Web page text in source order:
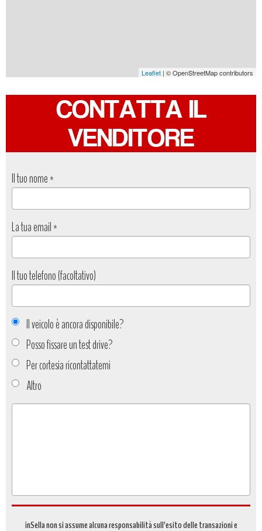
Leaflet | © OpenStreetMap contributors
CONTATTA IL
VENDITORE
Il tuo nome*
La tua email*
Il tuo telefono (facoltativo)
Il veicolo è ancora disponibile?
Posso fissare un test drive?
Per cortesia ricontattatemi
Altro
Tipo
inSella non si assume alcuna responsabilità sull’esito delle transazioni e